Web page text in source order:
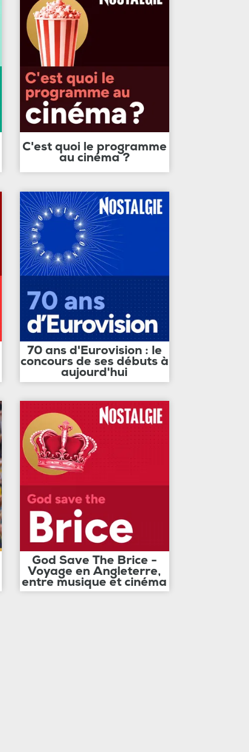
C'est quoi le programme
au cinéma ?
70 ans d'Eurovision : le
concours de ses débuts à
aujourd'hui
God Save The Brice -
Voyage en Angleterre,
entre musique et cinéma